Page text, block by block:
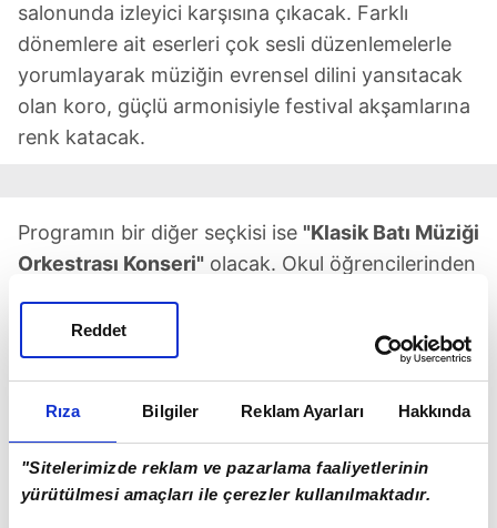
Rıza Bilgiler Reklam Ayarları Hakkında
"Sitelerimizde reklam ve pazarlama faaliyetlerinin
yürütülmesi amaçları ile çerezler kullanılmaktadır.
Reddet
salonunda izleyici karşısına çıkacak. Farklı
dönemlere ait eserleri çok sesli düzenlemelerle
yorumlayarak müziğin evrensel dilini yansıtacak
olan koro, güçlü armonisiyle festival akşamlarına
renk katacak.
Programın bir diğer seçkisi ise "Klasik Batı Müziği
Orkestrası Konseri" olacak. Okul öğrencilerinden
çello, piyano, gitar ve keman eşliğinde, üçlü ve
dörtlü gruplar halinde Batı müziğinin seçkin
örneklerini seslendirecek. Yaklaşık bir saat
sürecek bu performanslar, genç sanatçıların
sahne deneyimlerini pekiştirirken dinleyicilere de
nitelikli bir müzik deneyimi yaşatacak.